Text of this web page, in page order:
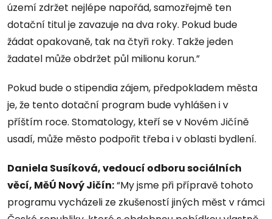
území zdržet nejlépe napořád, samozřejmě ten
dotační titul je zavazuje na dva roky. Pokud bude
žádat opakovaně, tak na čtyři roky. Takže jeden
žadatel může obdržet půl milionu korun.”
Pokud bude o stipendia zájem, předpokladem města
je, že tento dotační program bude vyhlášen i v
příštím roce. Stomatology, kteří se v Novém Jičíně
usadí, může město podpořit třeba i v oblasti bydlení.
Daniela Susíková, vedoucí odboru sociálních
věcí, MěÚ Nový Jičín:“My jsme při přípravě tohoto
programu vycházeli ze zkušeností jiných měst v rámci